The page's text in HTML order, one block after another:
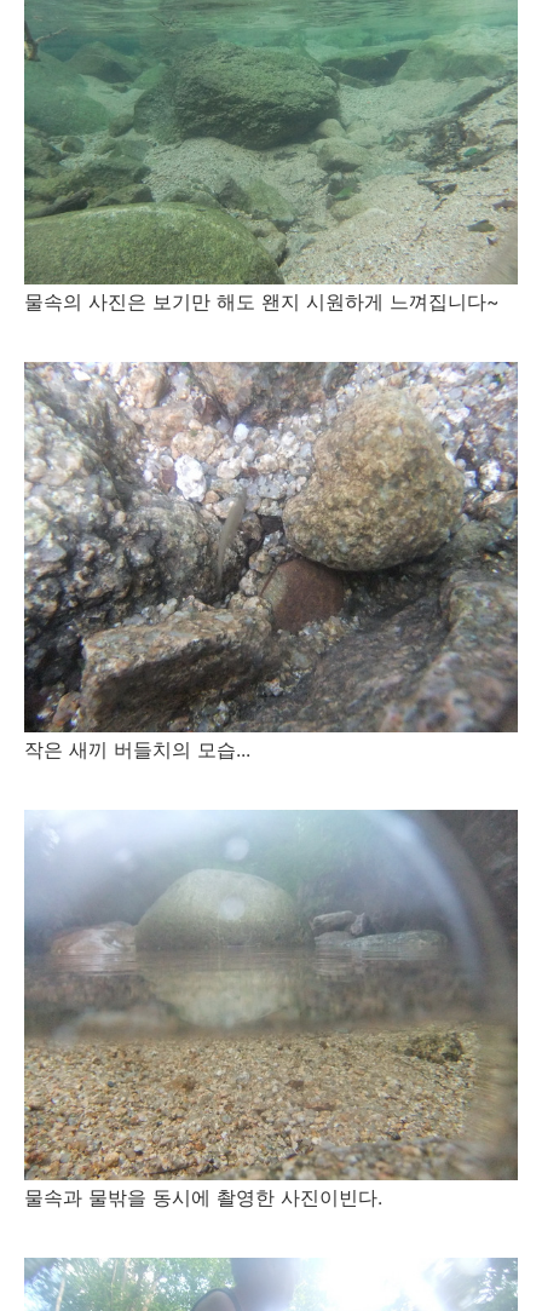
물속의 사진은 보기만 해도 왠지 시원하게 느껴집니다~
작은 새끼 버들치의 모습...
물속과 물밖을 동시에 촬영한 사진이빈다.